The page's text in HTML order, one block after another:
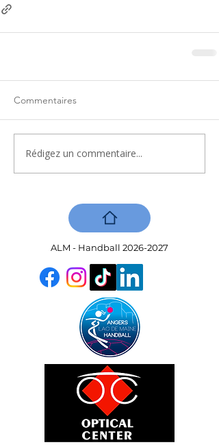
Commentaires
Rédigez un commentaire...
ALM - Handball 2026-2027